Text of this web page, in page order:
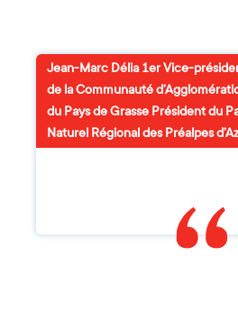
Jean-Marc Délia 1er Vice-
de la Communauté
du Pays de Grasse Président du
Naturel Régional des Préalpes